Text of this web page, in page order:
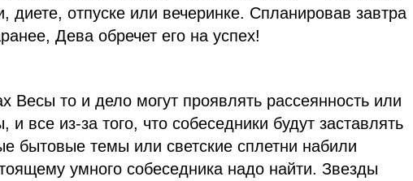
диете, отпуске или вечеринке. Спланировав завтра
Дева обречет его на успех!
Весы то и дело могут проявлять рассеянность или
и все из-за того, что собеседники будут заставлять
бытовые темы или светские сплетни набили
умного собеседника надо найти. Звезды